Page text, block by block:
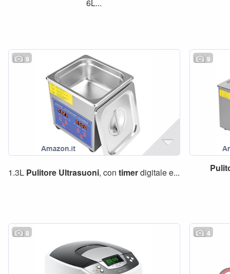
6L...
9
1.3L Pulitore Ultrasuoni, contimerdigitale e...
9
8 4